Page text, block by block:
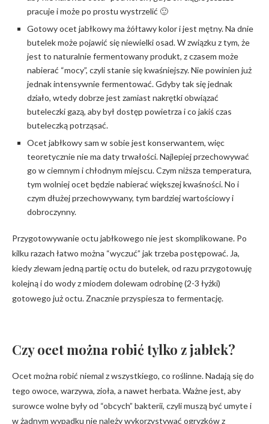
pracuje i może po prostu wystrzelić 🙂
Gotowy ocet jabłkowy ma żółtawy kolor i jest mętny. Na dnie
butelek może pojawić się niewielki osad. W związku z tym, że
jest to naturalnie fermentowany produkt, z czasem może
nabierać “mocy”, czyli stanie się kwaśniejszy. Nie powinien już
jednak intensywnie fermentować. Gdyby tak się jednak
działo, wtedy dobrze jest zamiast nakrętki obwiązać
buteleczki gazą, aby był dostęp powietrza i co jakiś czas
buteleczką potrząsać.
Ocet jabłkowy sam w sobie jest konserwantem, więc
teoretycznie nie ma daty trwałości. Najlepiej przechowywać
go w ciemnym i chłodnym miejscu. Czym niższa temperatura,
tym wolniej ocet będzie nabierać większej kwaśności. No i
czym dłużej przechowywany, tym bardziej wartościowy i
dobroczynny.
Przygotowywanie octu jabłkowego nie jest skomplikowane. Po
kilku razach łatwo można “wyczuć” jak trzeba postępować. Ja,
kiedy zlewam jedną partię octu do butelek, od razu przygotowuję
kolejną i do wody z miodem dolewam odrobinę (2-3 łyżki)
gotowego już octu. Znacznie przyspiesza to fermentację.
Czy ocet można robić tylko z jabłek?
Ocet można robić niemal z wszystkiego, co roślinne. Nadają się do
tego owoce, warzywa, zioła, a nawet herbata. Ważne jest, aby
surowce wolne były od “obcych” bakterii, czyli muszą być umyte i
w żadnym wypadku nie należy wykorzystywać ogryzków z